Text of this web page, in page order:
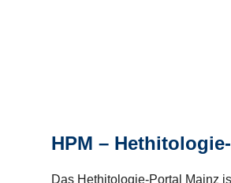
HPM –
Das Hethitologie-Portal Mainz